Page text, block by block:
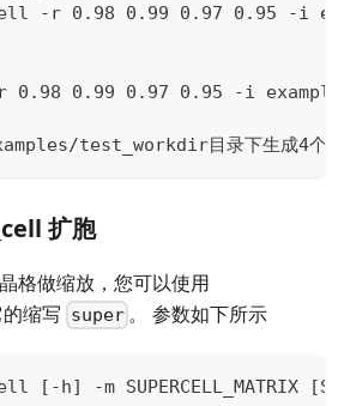
-r 0.98 0.99 0.97 0.95 -i
0.98 0.99 0.97 0.95 -i
test_workdir目录下生成
扩胞
格做缩放，您可以使用
的缩写 super。 参数如下所示
[-h] -m SUPERCELL_MATRIX